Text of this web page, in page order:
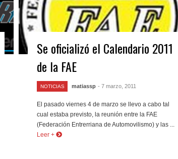
Se oficializó el Calendario 2011
de la FAE
NOTICIAS matiassp - 7 marzo, 2011
El pasado viernes 4 de marzo se llevo a cabo tal
cual estaba previsto, la reunión entre la FAE
(Federación Entrerriana de Automovilismo) y las ...
Leer +